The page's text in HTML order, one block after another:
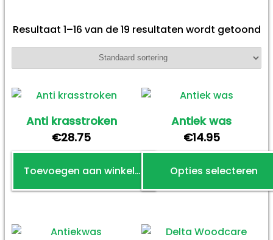
Resultaat 1–16 van de 19 resultaten wordt getoond
Anti krasstroken
€28.75
Toevoegen aan winkelwagen
Antiek was
€14.95
Opties selecteren
heeft